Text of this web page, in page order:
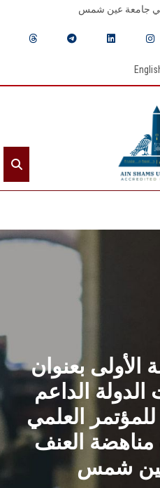
في جامعة عين شمس
الشئون الأكاديمية
البحث العلمي
الرعاية الصحية
المراكز والوحدات
الأولى بعنوان
الداعم
العلمي
مناهضة العنف
شمس